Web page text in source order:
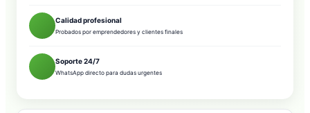
Calidad profesional
Probados por emprendedores y clientes finales
Soporte 24/7
WhatsApp directo para dudas urgentes